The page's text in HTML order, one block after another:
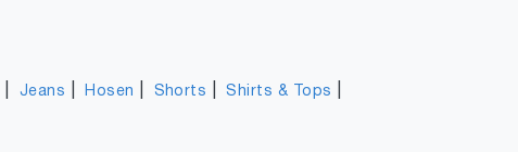
Jeans Hosen Shorts |Shirts & Tops